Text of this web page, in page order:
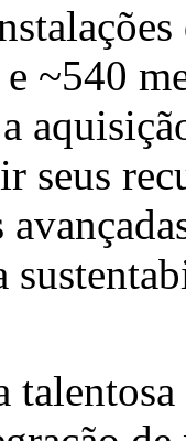
~540
seus